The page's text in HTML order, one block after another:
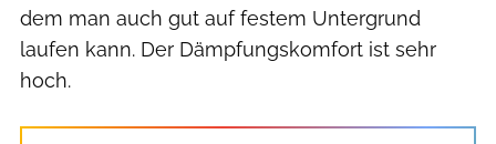
dem man auch gut auf festem Untergrund
laufen kann. Der Dämpfungskomfort ist sehr
hoch.